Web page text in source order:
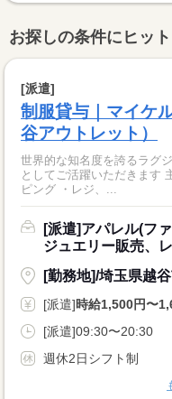
お探しの条件にヒッ
[派遣]
制服貸与｜マイケ
谷アウトレット）
世界的な知名度を誇るラグ
としてご活躍いただきます
ピング ・レジ、...
[派遣]アパレル(フ
ジュエリー販売、
[勤務地]/埼玉県越
[派遣]時給1,500円〜
[派遣]09:30〜20:30
週休2日シフト制